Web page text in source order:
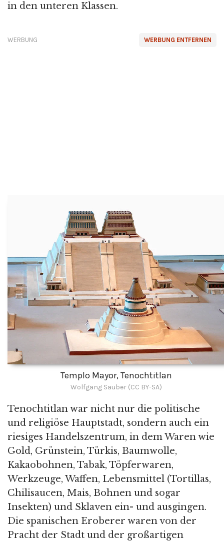
in den unteren Klassen.
WERBUNG ENTFERNEN
WERBUNG
Templo Mayor, Tenochtitlan
Wolfgang Sauber (CC BY-SA)
Tenochtitlan war nicht nur die politische
und religiöse Hauptstadt, sondern auch ein
riesiges Handelszentrum, in dem Waren wie
Gold, Grünstein, Türkis, Baumwolle,
Kakaobohnen, Tabak, Töpferwaren,
Werkzeuge, Waffen, Lebensmittel (Tortillas,
Chilisaucen, Mais, Bohnen und sogar
Insekten) und Sklaven ein- und ausgingen.
Die spanischen Eroberer waren von der
Pracht der Stadt und der großartigen